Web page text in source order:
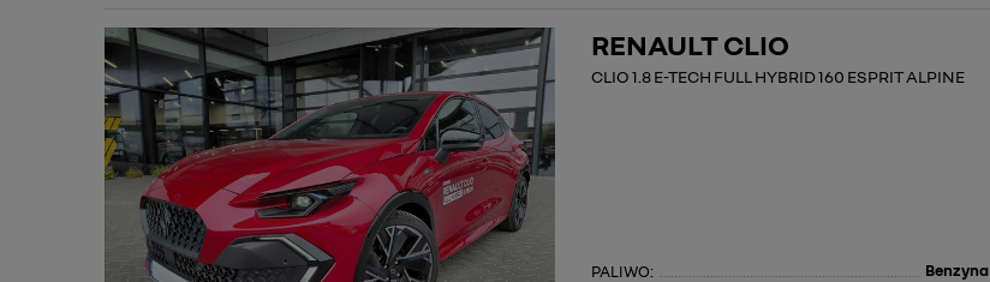
RENAULT CLIO
CLIO 1.8 E-TECH FULL HYBRID 160 ESPRIT ALPINE
PALIWO:
Benzyna